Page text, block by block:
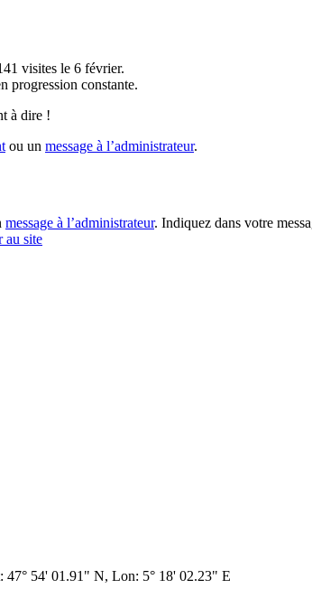
visites le 6 février.
progression constante.
à dire !
ou un message à l’administrateur.
message à l’administrateur. Indiquez dans votre
au site
47° 54' 01.91" N, Lon: 5° 18' 02.23" E